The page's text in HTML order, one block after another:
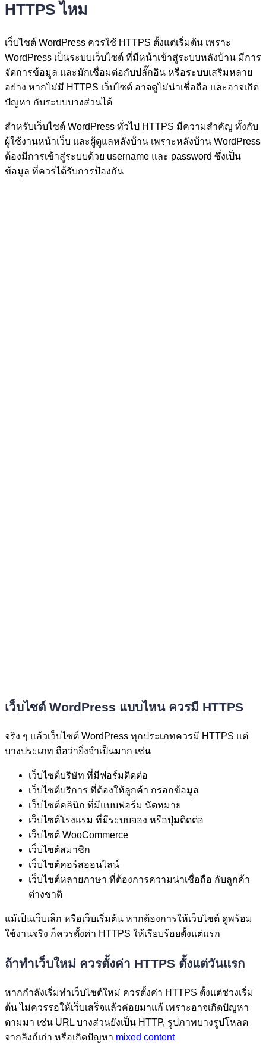
HTTPS ไหม
เว็บไซต์ WordPress ควรใช้ HTTPS ตั้งแต่เริ่มต้น เพราะ
WordPress เป็นระบบเว็บไซต์ ที่มีหน้าเข้าสู่ระบบหลังบ้าน มีการ
จัดการข้อมูล และมักเชื่อมต่อกับปลั๊กอิน หรือระบบเสริมหลาย
อย่าง หากไม่มี HTTPS เว็บไซต์ อาจดูไม่น่าเชื่อถือ และอาจเกิด
ปัญหา กับระบบบางส่วนได้
สำหรับเว็บไซต์ WordPress ทั่วไป HTTPS มีความสำคัญ ทั้งกับ
ผู้ใช้งานหน้าเว็บ และผู้ดูแลหลังบ้าน เพราะหลังบ้าน WordPress
ต้องมีการเข้าสู่ระบบด้วย username และ password ซึ่งเป็น
ข้อมูล ที่ควรได้รับการป้องกัน
เว็บไซต์ WordPress แบบไหน ควรมี HTTPS
จริง ๆ แล้วเว็บไซต์ WordPress ทุกประเภทควรมี HTTPS แต่
บางประเภท ถือว่ายิ่งจำเป็นมาก เช่น
เว็บไซต์บริษัท ที่มีฟอร์มติดต่อ
เว็บไซต์บริการ ที่ต้องให้ลูกค้า กรอกข้อมูล
เว็บไซต์คลินิก ที่มีแบบฟอร์ม นัดหมาย
เว็บไซต์โรงแรม ที่มีระบบจอง หรือปุ่มติดต่อ
เว็บไซต์ WooCommerce
เว็บไซต์สมาชิก
เว็บไซต์คอร์สออนไลน์
เว็บไซต์หลายภาษา ที่ต้องการความน่าเชื่อถือ กับลูกค้า
ต่างชาติ
แม้เป็นเว็บเล็ก หรือเว็บเริ่มต้น หากต้องการให้เว็บไซต์ ดูพร้อม
ใช้งานจริง ก็ควรตั้งค่า HTTPS ให้เรียบร้อยตั้งแต่แรก
ถ้าทำเว็บใหม่ ควรตั้งค่า HTTPS ตั้งแต่วันแรก
หากกำลังเริ่มทำเว็บไซต์ใหม่ ควรตั้งค่า HTTPS ตั้งแต่ช่วงเริ่ม
ต้น ไม่ควรรอให้เว็บเสร็จแล้วค่อยมาแก้ เพราะอาจเกิดปัญหา
ตามมา เช่น URL บางส่วนยังเป็น HTTP, รูปภาพบางรูปโหลด
จากลิงก์เก่า หรือเกิดปัญหา mixed content